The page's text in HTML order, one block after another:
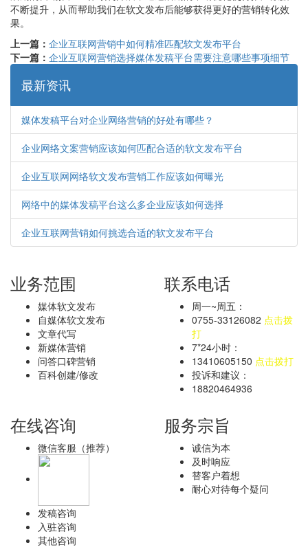
不断提升，从而帮助我们在软文发布后能够获得更好的营销转化效
果。
上一篇： 企业互联网营销中如何精准匹配软文发布平台
下一篇： 企业互联网营销选择媒体发稿平台需要注意哪些事项细节
最新资讯
媒体发稿平台对企业网络营销的好处有哪些？
企业网络文案营销应该如何匹配合适的软文发布平台
企业互联网网络软文发布营销工作应该如何曝光
网络中的媒体发稿平台这么多企业应该如何选择
企业互联网营销如何挑选合适的软文发布平台
业务范围
媒体软文发布
自媒体软文发布
文章代写
新媒体营销
问答口碑营销
百科创建/修改
联系电话
周一~周五：
0755-33126082 点击拨
打
7*24小时：
13410605150 点击拨打
投诉和建议：
18820464936
在线咨询
微信客服（推荐）
发稿咨询
入驻咨询
其他咨询
服务宗旨
诚信为本
及时响应
替客户着想
耐心对待每个疑问